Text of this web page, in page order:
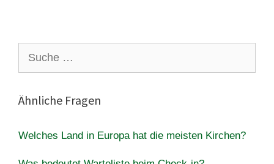
nach:
Ähnliche Fragen
Welches Land in Europa hat die meisten Kirchen?